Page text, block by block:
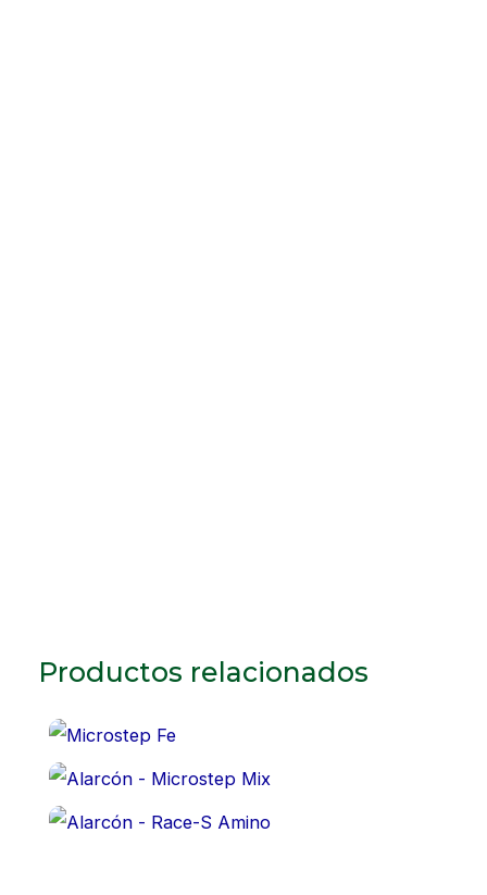
Productos relacionados